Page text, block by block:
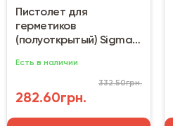
Пистолет для
герметиков
(полуоткрытый) Sigma
Есть в наличии
282.60грн.
332.50грн.